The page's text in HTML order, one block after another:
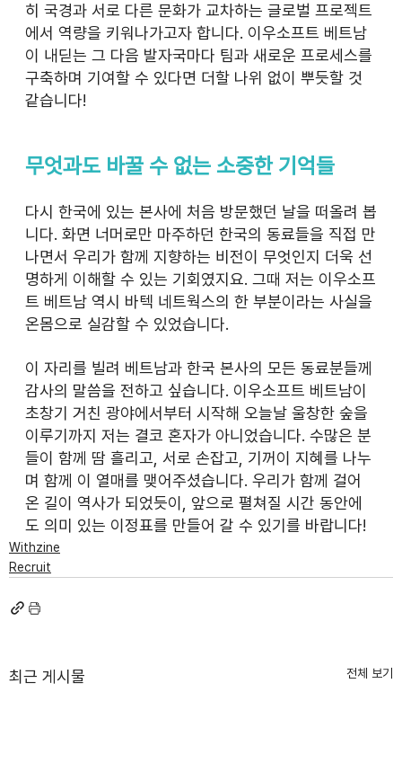
히 국경과 서로 다른 문화가 교차하는 글로벌 프로젝트
에서 역량을 키워나가고자 합니다. 이우소프트 베트남
이 내딛는 그 다음 발자국마다 팀과 새로운 프로세스를
구축하며 기여할 수 있다면 더할 나위 없이 뿌듯할 것
같습니다!
무엇과도 바꿀 수 없는 소중한 기억들
다시 한국에 있는 본사에 처음 방문했던 날을 떠올려 봅
니다. 화면 너머로만 마주하던 한국의 동료들을 직접 만
나면서 우리가 함께 지향하는 비전이 무엇인지 더욱 선
명하게 이해할 수 있는 기회였지요. 그때 저는 이우소프
트 베트남 역시 바텍 네트웍스의 한 부분이라는 사실을
온몸으로 실감할 수 있었습니다.
이 자리를 빌려 베트남과 한국 본사의 모든 동료분들께
감사의 말씀을 전하고 싶습니다. 이우소프트 베트남이
초창기 거친 광야에서부터 시작해 오늘날 울창한 숲을
이루기까지 저는 결코 혼자가 아니었습니다. 수많은 분
들이 함께 땀 흘리고, 서로 손잡고, 기꺼이 지혜를 나누
며 함께 이 열매를 맺어주셨습니다. 우리가 함께 걸어
온 길이 역사가 되었듯이, 앞으로 펼쳐질 시간 동안에
도 의미 있는 이정표를 만들어 갈 수 있기를 바랍니다!
Withzine
Recruit
최근 게시물 전체 보기